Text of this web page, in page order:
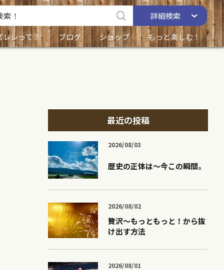
詳細検索
レレって？
ブログ ショップ もっと楽しむ！
最近の投稿
2026/08/03
歴史の正体は〜今この瞬間。
2026/08/02
贅沢〜もっともっと！から抜
け出す方法
2026/08/01